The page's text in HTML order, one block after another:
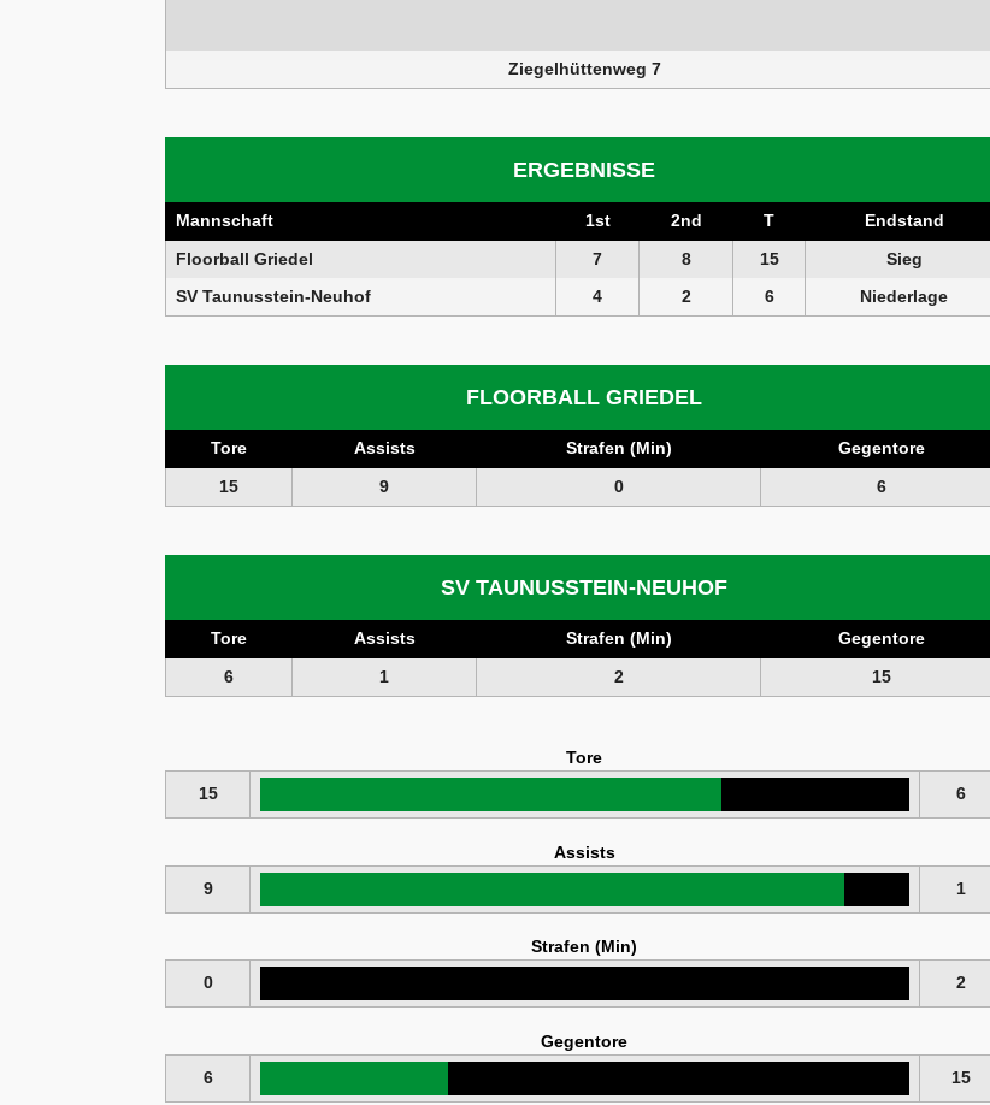
Ziegelhüttenweg 7
ERGEBNISSE
Mannschaft 1st 2nd T
Endstand
Floorball Griedel
7 8 15
Sieg
SV Taunusstein-Neuhof
4 2 6 Niederlage
FLOORBALL GRIEDEL
Tore Assists Strafen (Min)
Gegentore
15
9 0 6
SV TAUNUSSTEIN-NEUHOF
Tore Assists Strafen (Min)
Gegentore
6
1 2 15
Tore
15
6
Assists
9
1
Strafen (Min)
0
2
Gegentore
6
15